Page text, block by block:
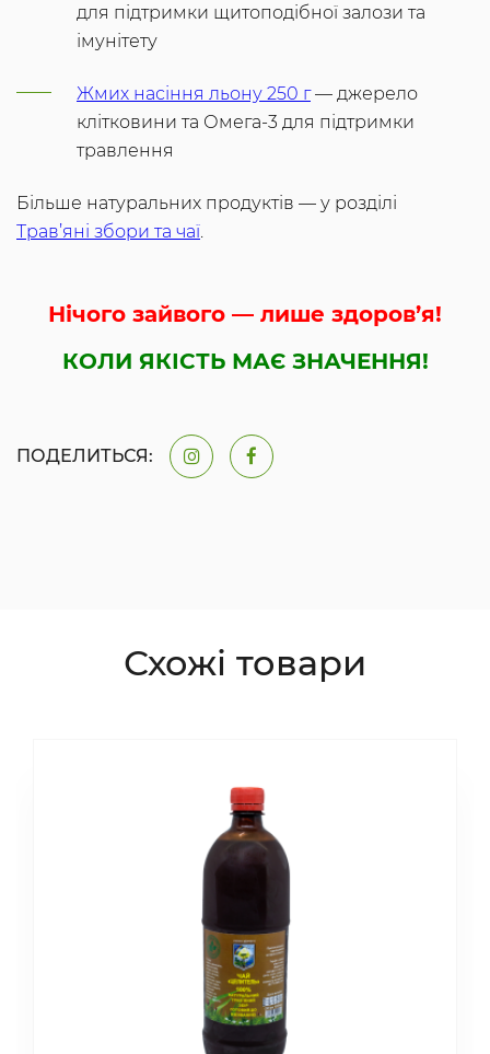
для підтримки щитоподібної залози та
імунітету
Жмих насіння льону 250 г— джерело
клітковини та Омега-3 для підтримки
травлення
Більше натуральних продуктів — у розділі
Трав’яні збори та чаї.
Нічого зайвого — лише здоров’я!
КОЛИ ЯКІСТЬ МАЄ ЗНАЧЕННЯ!
ПОДЕЛИТЬСЯ:
Схожі товари